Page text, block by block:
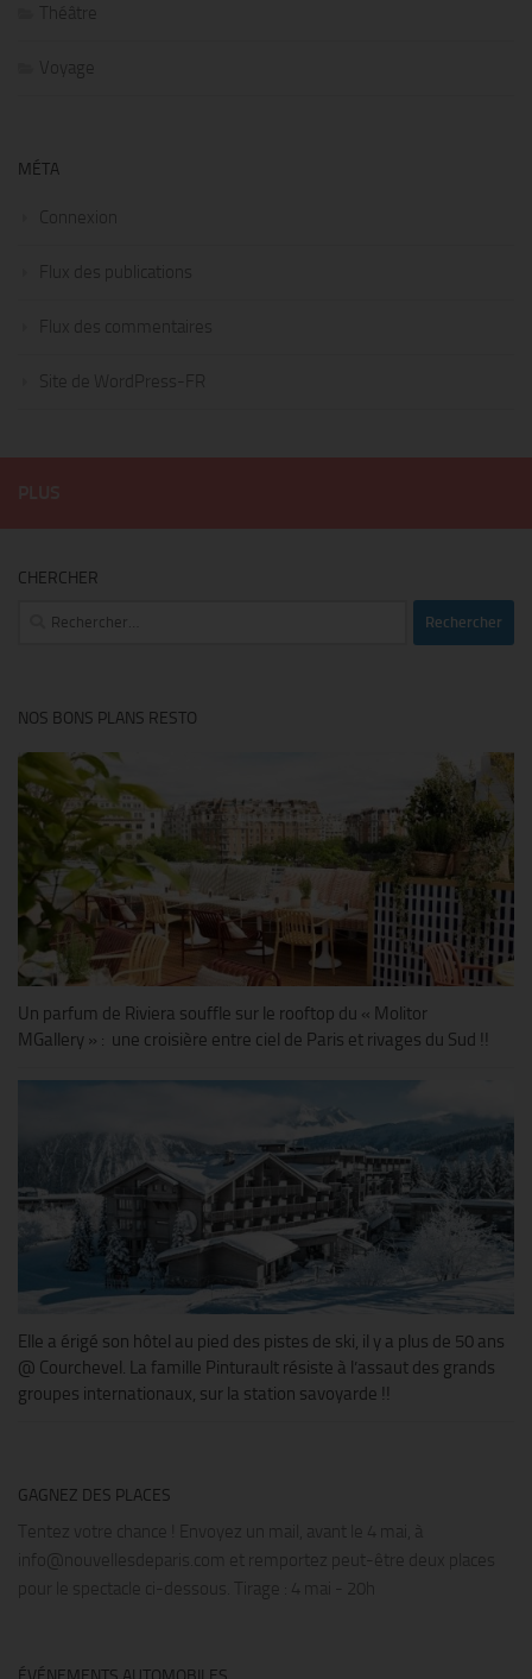
Théâtre
Voyage
MÉTA
Connexion
Flux des publications
Flux des commentaires
Site de WordPress-FR
CHERCHER
Rechercher :
NOS BONS PLANS RESTO
Un parfum de Riviera souffle sur le rooftop du « Molitor
MGallery » : une croisière entre ciel de Paris et rivages du Sud !!
Elle a érigé son hôtel au pied des pistes de ski, il y a plus de 50 ans
@ Courchevel. La famille Pinturault résiste à l’assaut des grands
groupes internationaux, sur la station savoyarde !!
GAGNEZ DES PLACES
Tentez votre chance ! Envoyez un mail, avant le 4 mai, à
info@nouvellesdeparis.com et remportez peut-être deux places
pour le spectacle ci-dessous. Tirage : 4 mai - 20h